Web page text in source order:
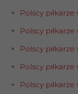
Polscy
Polscy
Polscy
Polscy
Polscy